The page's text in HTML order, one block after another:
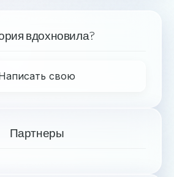
вдохновила?
свою
Партнеры